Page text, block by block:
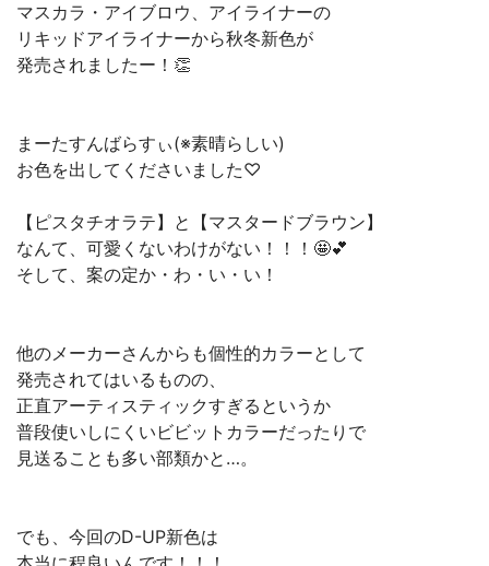
マスカラ・アイブロウ、アイライナーの
リキッドアイライナーから秋冬新色が
発売されましたー！👏
まーたすんばらすぃ(※素晴らしい)
お色を出してくださいました♡
【ピスタチオラテ】と【マスタードブラウン】
なんて、可愛くないわけがない！！！🤩💕
そして、案の定か・わ・い・い！
他のメーカーさんからも個性的カラーとして
発売されてはいるものの、
正直アーティスティックすぎるというか
普段使いしにくいビビットカラーだったりで
見送ることも多い部類かと…。
でも、今回のD-UP新色は